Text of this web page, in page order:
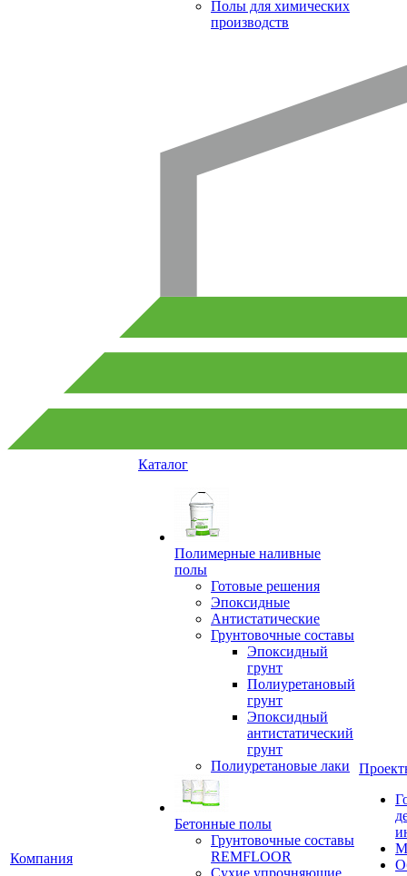
Полы для химических
производств
Компания
Каталог
Полимерные наливные
полы
Готовые решения
Эпоксидные
Антистатические
Грунтовочные составы
Эпоксидный
грунт
Полиуретановый
грунт
Эпоксидный
антистатический
грунт
Полиуретановые лаки
Бетонные полы
Грунтовочные составы
REMFLOOR
Сухие упрочняющие